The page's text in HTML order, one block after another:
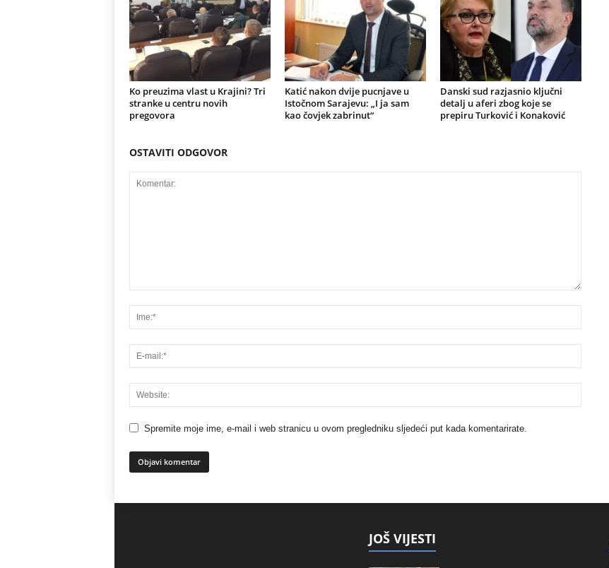
Ko preuzima vlast u Krajini? Tri
stranke u centru novih
pregovora
Katić nakon dvije pucnjave u
Istočnom Sarajevu: „I ja sam
kao čovjek zabrinut“
Danski sud razjasnio ključni
detalj u aferi zbog koje se
prepiru Turković i Konaković
OSTAVITI ODGOVOR
Spremite moje ime, e-mail i web stranicu u ovom pregledniku sljedeći put kada komentarirate.
JOŠ VIJESTI